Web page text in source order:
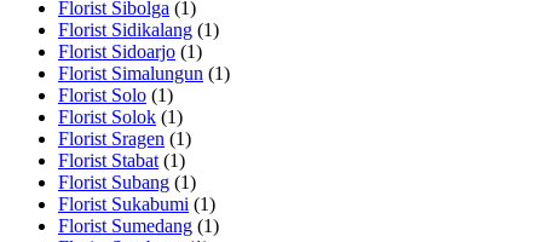
Florist Sibolga (1)
Florist Sidikalang (1)
Florist Sidoarjo (1)
Florist Simalungun (1)
Florist Solo (1)
Florist Solok (1)
Florist Sragen (1)
Florist Stabat (1)
Florist Subang (1)
Florist Sukabumi (1)
Florist Sumedang (1)